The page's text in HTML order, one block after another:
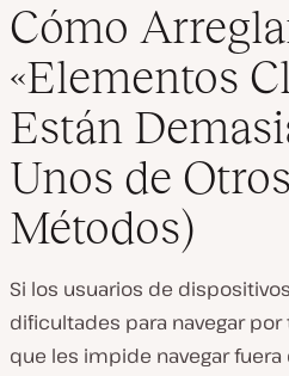
Cómo
«Elementos
Están
Unos de
Métodos)
Si los usuarios de
dificultades para navegar
que les impide navegarfuera